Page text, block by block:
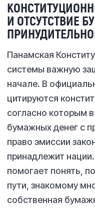
И ОТСУТСТВИЕ
Панамская
системы важную
начале. В
цитируются
согласно которым
бумажных денег с
право эмиссии
принадлежит
помогает понять,
пути, знакомому
собственная